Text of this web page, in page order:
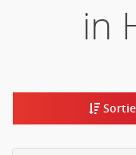
in